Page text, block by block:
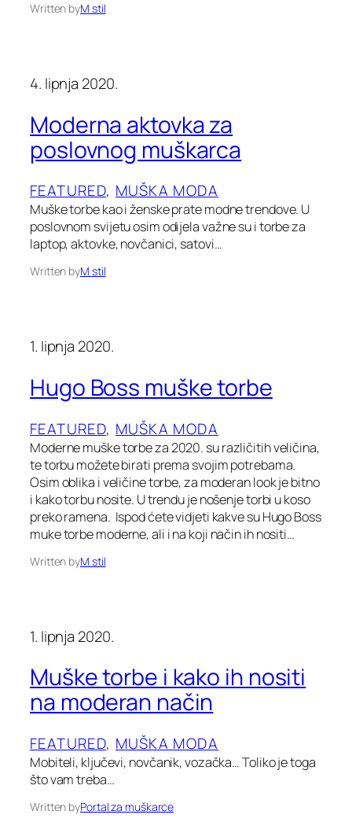
Written byM stil
4. lipnja 2020.
Moderna aktovka za
poslovnog muškarca
FEATURED, MUŠKA MODA
Muške torbe kao i ženske prate modne trendove. U
poslovnom svijetu osim odijela važne su i torbe za
laptop, aktovke, novčanici, satovi…
Written byM stil
1. lipnja 2020.
Hugo Boss muške torbe
FEATURED, MUŠKA MODA
Moderne muške torbe za 2020. su različitih veličina,
te torbu možete birati prema svojim potrebama.
Osim oblika i veličine torbe, za moderan look je bitno
i kako torbu nosite. U trendu je nošenje torbi u koso
preko ramena. Ispod ćete vidjeti kakve su Hugo Boss
muke torbe moderne, ali i na koji način ih nositi…
Written byM stil
1. lipnja 2020.
Muške torbe i kako ih nositi
na moderan način
FEATURED, MUŠKA MODA
Mobiteli, ključevi, novčanik, vozačka… Toliko je toga
što vam treba…
Written byPortal za muškarce